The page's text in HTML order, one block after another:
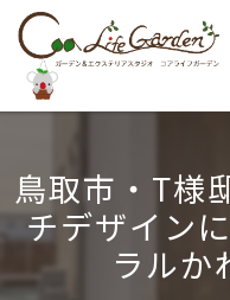
鳥取市・T様
チデザイン
ラルか